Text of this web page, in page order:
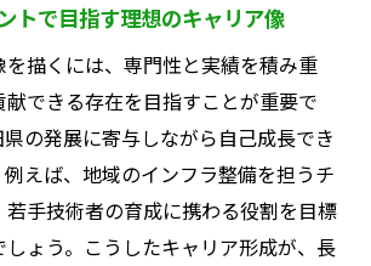
トで目指す理想のキャリア像
描くには、専門性と実績を積み重
できる存在を目指すことが重要で
の発展に寄与しながら自己成長でき
えば、地域のインフラ整備を担うチ
手技術者の育成に携わる役割を目標
しょう。こうしたキャリア形成が、長